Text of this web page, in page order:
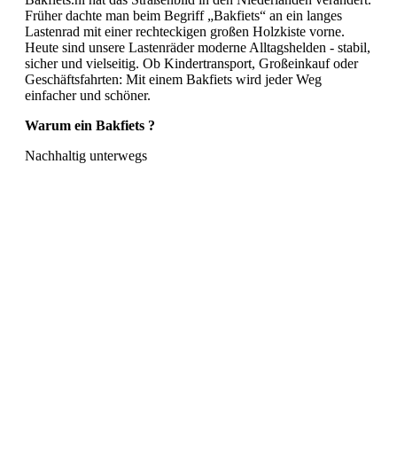
Früher dachte man beim Begriff „Bakfiets“ an ein langes
Lastenrad mit einer rechteckigen großen Holzkiste vorne.
Heute sind unsere Lastenräder moderne Alltagshelden - stabil,
sicher und vielseitig. Ob Kindertransport, Großeinkauf oder
Geschäftsfahrten: Mit einem Bakfiets wird jeder Weg
einfacher und schöner.
Warum ein Bakfiets ?
Nachhaltig unterwegs